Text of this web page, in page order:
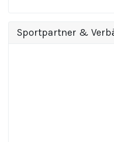
Sportpartner &